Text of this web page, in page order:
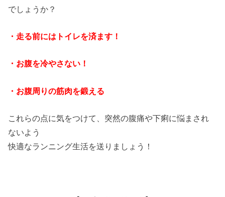
でしょうか？
・走る前にはトイレを済ます！
・お腹を冷やさない！
・お腹周りの筋肉を鍛える
これらの点に気をつけて、突然の腹痛や下痢に悩まされ
ないよう
快適なランニング生活を送りましょう！